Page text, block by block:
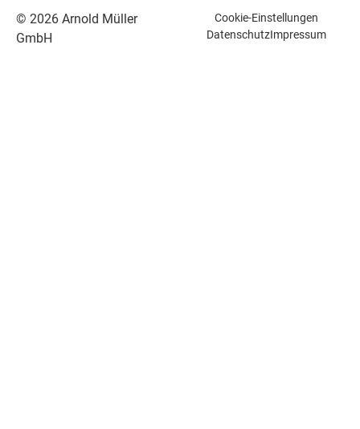
© 2026 Arnold Müller
GmbH
Cookie-Einstellungen
DatenschutzImpressum